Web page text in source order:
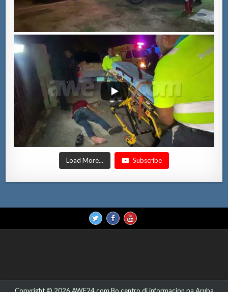
Load More... Subscribe
Copyright © 2026 AWE24.com Bo centro di informacion pa Aruba